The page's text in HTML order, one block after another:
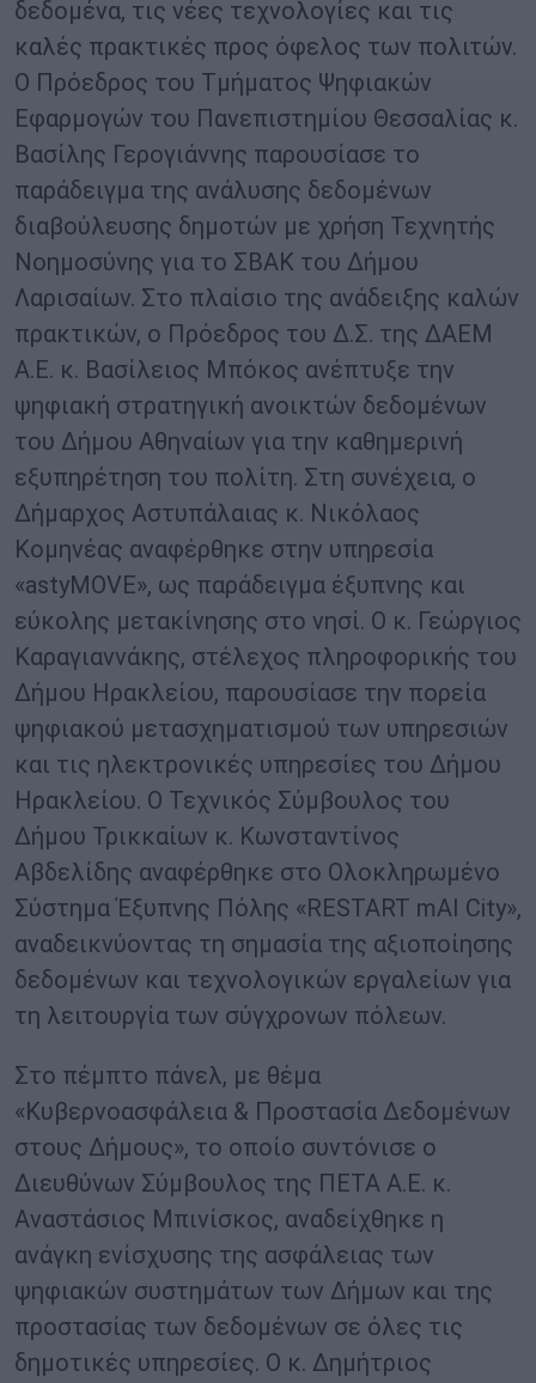
δεδομένα, τις νέες τεχνολογίες και τις
καλές πρακτικές προς όφελος των πολιτών.
Ο Πρόεδρος του Τμήματος Ψηφιακών
Εφαρμογών του Πανεπιστημίου Θεσσαλίας κ.
Βασίλης Γερογιάννης παρουσίασε το
παράδειγμα της ανάλυσης δεδομένων
διαβούλευσης δημοτών με χρήση Τεχνητής
Νοημοσύνης για το ΣΒΑΚ του Δήμου
Λαρισαίων. Στο πλαίσιο της ανάδειξης καλών
πρακτικών, ο Πρόεδρος του Δ.Σ. της ΔΑΕΜ
Α.Ε. κ. Βασίλειος Μπόκος ανέπτυξε την
ψηφιακή στρατηγική ανοικτών δεδομένων
του Δήμου Αθηναίων για την καθημερινή
εξυπηρέτηση του πολίτη. Στη συνέχεια, ο
Δήμαρχος Αστυπάλαιας κ. Νικόλαος
Κομηνέας αναφέρθηκε στην υπηρεσία
«astyMOVE», ως παράδειγμα έξυπνης και
εύκολης μετακίνησης στο νησί. Ο κ. Γεώργιος
Καραγιαννάκης, στέλεχος πληροφορικής του
Δήμου Ηρακλείου, παρουσίασε την πορεία
ψηφιακού μετασχηματισμού των υπηρεσιών
και τις ηλεκτρονικές υπηρεσίες του Δήμου
Ηρακλείου. Ο Τεχνικός Σύμβουλος του
Δήμου Τρικκαίων κ. Κωνσταντίνος
Αβδελίδης αναφέρθηκε στο Ολοκληρωμένο
Σύστημα Έξυπνης Πόλης «RESTART mAI City»,
αναδεικνύοντας τη σημασία της αξιοποίησης
δεδομένων και τεχνολογικών εργαλείων για
τη λειτουργία των σύγχρονων πόλεων.
Στο πέμπτο πάνελ, με θέμα
«Κυβερνοασφάλεια & Προστασία Δεδομένων
στους Δήμους», το οποίο συντόνισε ο
Διευθύνων Σύμβουλος της ΠΕΤΑ Α.Ε. κ.
Αναστάσιος Μπινίσκος, αναδείχθηκε η
ανάγκη ενίσχυσης της ασφάλειας των
ψηφιακών συστημάτων των Δήμων και της
προστασίας των δεδομένων σε όλες τις
δημοτικές υπηρεσίες. Ο κ. Δημήτριος